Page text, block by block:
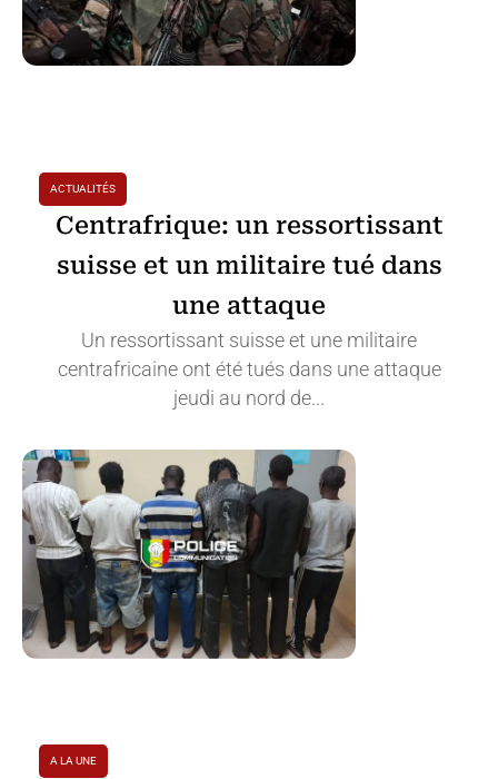
ACTUALITÉS
Centrafrique: un ressortissant
suisse et un militaire tué dans
une attaque
Un ressortissant suisse et une militaire
centrafricaine ont été tués dans une attaque
jeudi au nord de...
A LA UNE